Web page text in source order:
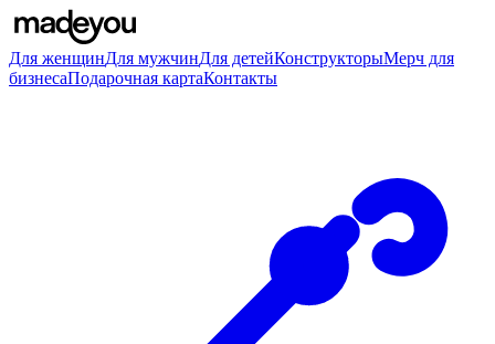
Для женщинДля мужчинДля детейКонструкторыМерч для
бизнесаПодарочная картаКонтакты